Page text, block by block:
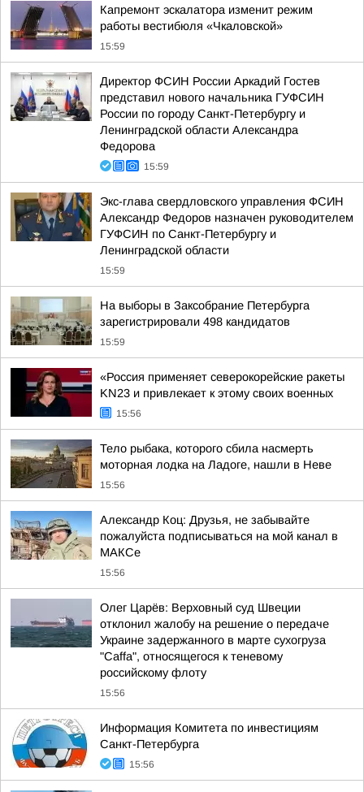
Капремонт эскалатора изменит режим
работы вестибюля «Чкаловской»
15:59
Директор ФСИН России Аркадий Гостев
представил нового начальника ГУФСИН
России по городу Санкт-Петербургу и
Ленинградской области Александра
Федорова
15:59
Экс-глава свердловского управления ФСИН
Александр Федоров назначен руководителем
ГУФСИН по Санкт-Петербургу и
Ленинградской области
15:59
На выборы в Заксобрание Петербурга
зарегистрировали 498 кандидатов
15:59
«Россия применяет северокорейские ракеты
KN23 и привлекает к этому своих военных
15:56
Тело рыбака, которого сбила насмерть
моторная лодка на Ладоге, нашли в Неве
15:56
Александр Коц: Друзья, не забывайте
пожалуйста подписываться на мой канал в
МАКСе
15:56
Олег Царёв: Верховный суд Швеции
отклонил жалобу на решение о передаче
Украине задержанного в марте сухогруза
"Caffa", относящегося к теневому
российскому флоту
15:56
Информация Комитета по инвестициям
Санкт-Петербурга
15:56